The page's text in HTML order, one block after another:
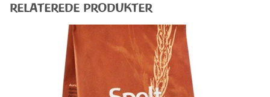
RELATEREDE PRODUKTER